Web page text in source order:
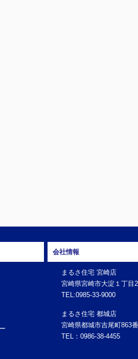
会社情報
まるさ住宅 宮崎店
宮崎県宮崎市大淀１丁目
TEL:0985-33-9000
まるさ住宅 都城店
宮崎県都城市吉尾町863
TEL：0986-38-4455